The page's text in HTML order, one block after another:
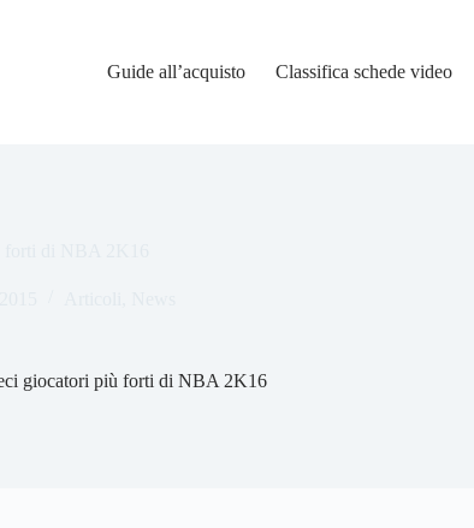
Guide all’acquisto
Classifica schede video
giocatori più forti di NBA 2K16